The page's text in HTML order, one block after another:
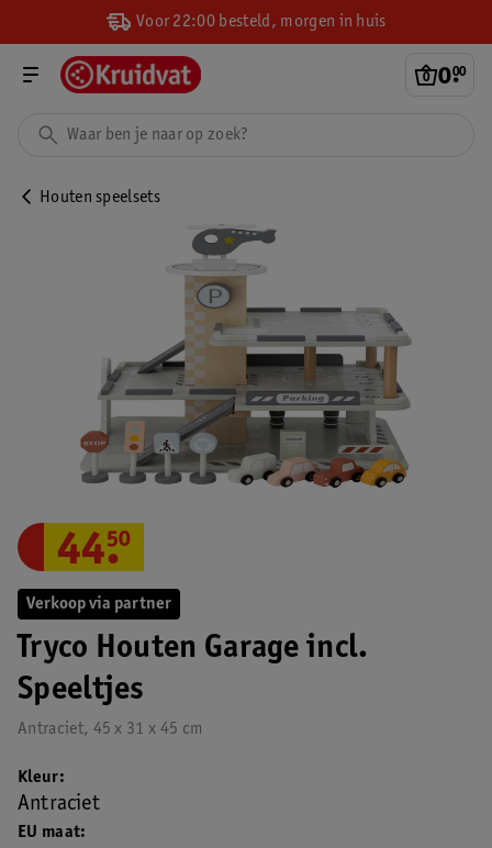
Voor 22:00 besteld, morgen in huis
0.
00
Houten speelsets
Verkoop via partner
Tryco Houten Garage incl.
Speeltjes
Antraciet, 45 x 31 x 45 cm
44.
50
EU maat
Kleur
Antraciet